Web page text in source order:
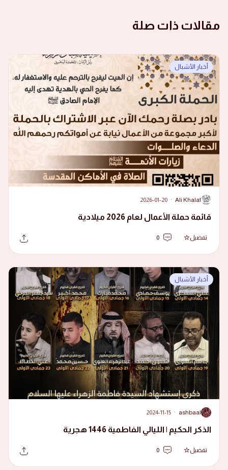
مقالات ذات صلة
أخبار الأشبال
A
Ali Khalaf
·
2026-01-20
قائمة حملة الأعمال لعام 2026 ميلادية
تفضيل 0
أخبار الأشبال
A
ashbaal
·
2024-11-15
الذكر الحكيم | الليالي الفاطمية 1446 هجرية
تفضيل 0